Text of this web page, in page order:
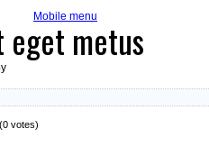
Mobile menumetus
(0 votes)